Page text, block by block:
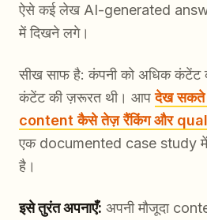
ऐसे कई लेख AI-generated
में दिखने लगे।
सीख साफ है: कंपनी को अधिक कंटेंट
कंटेंट की ज़रूरत थी। आपदेख सकते
content कैसे तेज़ रैंकिंग और
एक documented case study में,
है।
इसे तुरंत अपनाएँ: अपनी मौजूदा